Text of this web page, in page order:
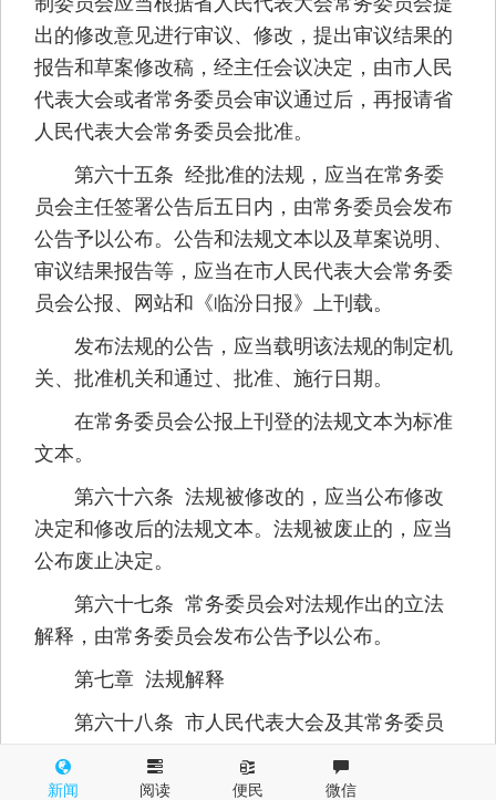
出的修改意见进行审议、修改，提出审议结果的
报告和草案修改稿，经主任会议决定，由市人民
代表大会或者常务委员会审议通过后，再报请省
人民代表大会常务委员会批准。
第六十五条 经批准的法规，应当在常务委
员会主任签署公告后五日内，由常务委员会发布
公告予以公布。公告和法规文本以及草案说明、
审议结果报告等，应当在市人民代表大会常务委
员会公报、网站和《临汾日报》上刊载。
发布法规的公告，应当载明该法规的制定机
关、批准机关和通过、批准、施行日期。
在常务委员会公报上刊登的法规文本为标准
文本。
第六十六条 法规被修改的，应当公布修改
决定和修改后的法规文本。法规被废止的，应当
公布废止决定。
第六十七条 常务委员会对法规作出的立法
解释，由常务委员会发布公告予以公布。
第七章 法规解释
第六十八条 市人民代表大会及其常务委员
会制定的法规，由常务委员会进行立法解释。
新闻 阅读 便民 微信